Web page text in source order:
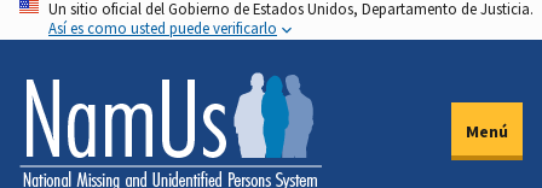
Pasar
al
contenido
principal
Un sitio oficial del Gobierno de Estados Unidos, Departamento de Justicia.
Así es como usted puede verificarlo
Menú